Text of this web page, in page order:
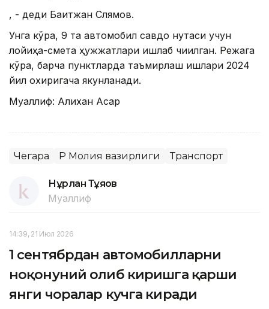
, - деди Бақитжан Слямов.
Унга кўра, 9 та автомобил савдо нуқтаси учун
лойиҳа-смета ҳужжатлари ишлаб чиқилган. Режага
кўра, барча пунктларда таъмирлаш ишлари 2024
йил охиригача якунланади.
Муаллиф: Алихан Асқар
Чегара ҚР Молия вазирлиги Транспорт
Нұрлан Тұяқов
Муаллиф
14:39, 21 Июл 2026
1 сентябрдан автомобилларни
ноқонуний олиб киришга қарши
янги чоралар кучга киради